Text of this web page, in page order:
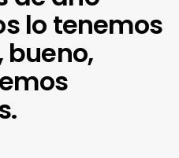
lo tenemos
bueno,